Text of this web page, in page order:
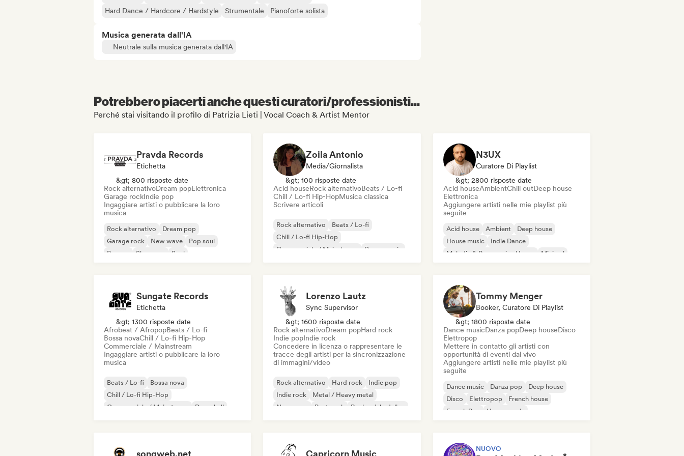
Hard Dance / Hardcore / Hardstyle
Strumentale Pianoforte solista
Musica generata dall'IA
Neutrale sulla musica generata dall'IA
Potrebbero piacerti anche questi curatori/professionisti...
Perché stai visitando il profilo di Patrizia Lieti | Vocal Coach & Artist Mentor
Pravda Records
Etichetta
&gt; 800 risposte date
Rock alternativoDream popElettronica
Garage rockIndie pop
Ingaggiare artisti o pubblicare la loro
musica
Rock alternativo
Dream pop
Garage rock
New wave
Pop soul
Reggae
Shoegaze Soul
Zoila Antonio
Media/Giornalista
&gt; 100 risposte date
Acid houseRock alternativoBeats / Lo-fi
Chill / Lo-fi Hip-HopMusica classica
Scrivere articoli
Rock alternativo
Beats / Lo-fi
Chill / Lo-fi Hip-Hop
Commerciale / Mainstream
Dance music
N3UX
Curatore Di Playlist
&gt; 2800 risposte date
Acid houseAmbientChill outDeep house
Elettronica
Aggiungere artisti nelle mie playlist più
seguite
Acid house Ambient
Deep house
House music
Indie Dance
Melodic & Progressive House
Minimal
Sungate Records
Etichetta
&gt; 1300 risposte date
Afrobeat / AfropopBeats / Lo-fi
Bossa novaChill / Lo-fi Hip-Hop
Commerciale / Mainstream
Ingaggiare artisti o pubblicare la loro
musica
Beats / Lo-fi
Bossa nova
Chill / Lo-fi Hip-Hop
Commerciale / Mainstream
Dancehall
Lorenzo Lautz
Sync Supervisor
&gt; 1600 risposte date
Rock alternativoDream popHard rock
Indie popIndie rock
Concedere in licenza o rappresentare le
tracce degli artisti per la sincronizzazione
di immagini/video
Rock alternativo Hard rock
Indie pop
Indie rock
Metal / Heavy metal
New wave
Post punk Rock psichedelico
Tommy Menger
Booker, Curatore Di Playlist
&gt; 1800 risposte date
Dance musicDanza popDeep houseDisco
Elettropop
Mettere in contatto gli artisti con
opportunità di eventi dal vivo
Aggiungere artisti nelle mie playlist più
seguite
Dance music Danza pop
Deep house
Disco
Elettropop
French house
French Pop
House music
songweb.net Capricorn Music NUOVO